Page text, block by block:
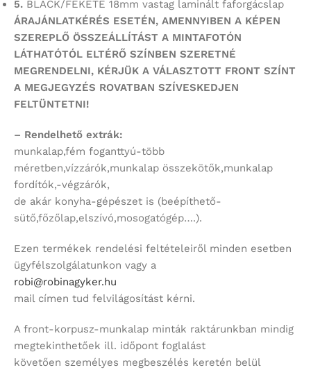
5. BLACK/FEKETE 18mm vastag laminált faforgácslap
ÁRAJÁNLATKÉRÉS ESETÉN, AMENNYIBEN A KÉPEN
SZEREPLŐ ÖSSZEÁLLÍTÁST A MINTAFOTÓN
LÁTHATÓTÓL ELTÉRŐ SZÍNBEN SZERETNÉ
MEGRENDELNI, KÉRJÜK A VÁLASZTOTT FRONT SZÍNT
A MEGJEGYZÉS ROVATBAN SZÍVESKEDJEN
FELTÜNTETNI!
– Rendelhető extrák:
munkalap,fém foganttyú-több
méretben,vízzárók,munkalap összekötők,munkalap
fordítók,-végzárók,
de akár konyha-gépészet is (beépíthető-
sütő,főzőlap,elszívó,mosogatógép….).
Ezen termékek rendelési feltételeiről minden esetben
ügyfélszolgálatunkon vagy a
robi@robinagyker.hu
mail címen tud felvilágosítást kérni.
A front-korpusz-munkalap minták raktárunkban mindig
megtekinthetőek ill. időpont foglalást
követően személyes megbeszélés keretén belül